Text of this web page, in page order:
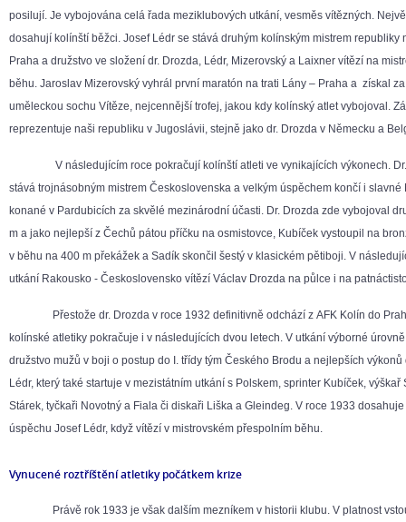
posilují. Je vybojo­vána celá řada meziklubových utkání, vesměs vítězných.
dosahují kolínští běžci. Josef Lédr se stává druhým kolínským mistrem republiky
Praha a družstvo ve složení dr. Drozda, Lédr, Mizerovský a Laixner vítězí na
běhu. Jaroslav Mizerovský vyhrál první maratón na trati Lány – Praha a získal
uměleckou sochu Vítěze, nejcennější trofej, jakou kdy kolínský atlet vybojoval.
reprezentuje naši republiku v Jugoslávii, stejně jako dr. Drozda v Německu a
V následujícím roce pokračují kolínští atleti ve vynikajících výkonech. Dr.
stává trojnásobným mistrem Československa a velkým úspěchem končí i slavné
konané v Pardubicích za skvělé mezinárodní účasti. Dr. Drozda zde vybojoval
m a jako nejlepší z Čechů pátou příčku na osmistovce, Kubíček vystoupil na
v běhu na 400 m překážek a Sadík skončil šestý v klasickém pětiboji. V
utkání Rakousko - Československo vítězí Václav Drozda na půlce i na
Přestože dr. Drozda v roce 1932 definitivně odchází z AFK Kolín do
kolínské atletiky pokračuje i v následujících dvou letech. V utkání výborné
družstvo mužů v boji o postup do I. třídy tým Českého Brodu a nejlepších
Lédr, který také startuje v mezistátním utkání s Polskem, sprinter Kubíček, výškař
Stárek, tyčkaři Novotný a Fiala či diskaři Liška a Gleindeg. V roce 1933
úspěchu Josef Lédr, když vítězí v mistrovském přespolním běhu.
Vynucené roztříštění atletiky počátkem krize
Právě rok 1933 je však dalším mezníkem v historii klubu. V platnost